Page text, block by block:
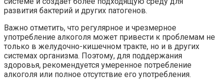
развития бактерий и других патогенов.
Важно отметить, что регулярное и чрезмерное
употребление алкоголя может привести к проблемам не
только в желудочно-кишечном тракте, но и в других
системах организма. Поэтому, для поддержания
здоровья, рекомендуется умеренное потребление
алкоголя или полное отсутствие его употребления.